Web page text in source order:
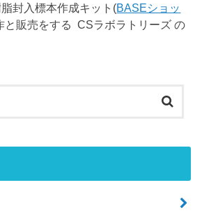
封入標本作成キット(BASEショッ
と販売をする CSラボラトリーズ の